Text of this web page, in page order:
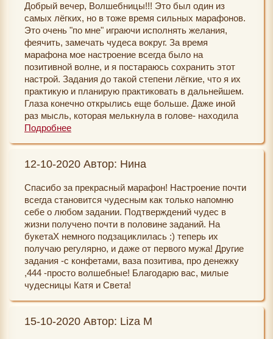
Добрый вечер, Волшебницы!!! Это был один из
самых лёгких, но в тоже время сильных марафонов.
Это очень "по мне" играючи исполнять желания,
феячить, замечать чудеса вокруг. За время
марафона мое настроение всегда было на
позитивной волне, и я постараюсь сохранить этот
настрой. Задания до такой степени лёгкие, что я их
практикую и планирую практиковать в дальнейшем.
Глаза конечно открылись еще больше. Даже иной
раз мысль, которая мелькнула в голове- находила
место осуществляться в реальности. Например,
которой была свидетельницей 15 лет назад. Была и
здорово чувствовать себя волшебницей! Подарки
приходят в виде знаков на рекламных щитах, в виде
скидок, виртуальные подарки от поклонников, и
даже рекламные смс иной раз содержат важную
информацию для меня))
Доход, который я запланировала на декабрь-
получен! Заветное желание загадано и я уверена в
его осуществлении!
Рождеством! Желаю всем огромного счастья!
Подробнее
12-10-2020 Автор: Нина
Спасибо за прекрасный марафон! Настроение почти
всегда становится чудесным как только напомню
себе о любом задании. Подтверждений чудес в
жизни получено почти в половине заданий. На
букетаХ немного подзациклилась :) теперь их
получаю регулярно, и даже от первого мужа! Другие
задания -с конфетами, ваза позитива, про денежку
,444 -просто волшебные! Благодарю вас, милые
чудесницы Катя и Света!
15-10-2020 Автор: Liza M